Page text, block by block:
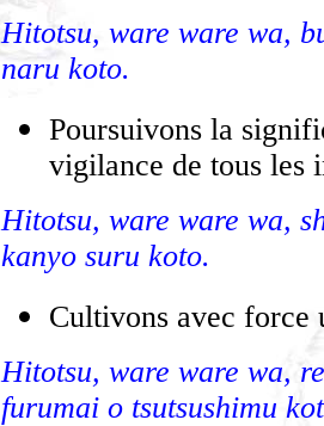
Hitotsu, ware ware wa,
naru koto.
Poursuivons la
vigilance de tous les
Hitotsu, ware ware wa,
kanyo suru koto.
Cultivons avec force
Hitotsu, ware ware wa,
furumai o tsutsushimu